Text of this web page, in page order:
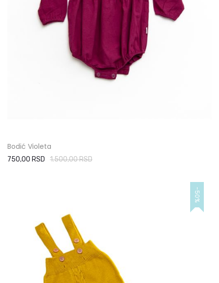
Bodić Violeta
750,00 RSD 1.500,00 RSD
-50%